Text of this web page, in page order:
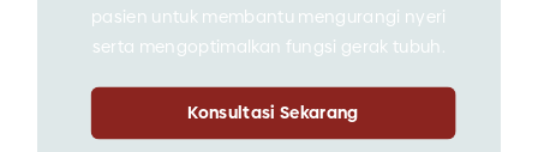
pasien untuk membantu mengurangi nyeri
serta mengoptimalkan fungsi gerak tubuh.
Konsultasi Sekarang